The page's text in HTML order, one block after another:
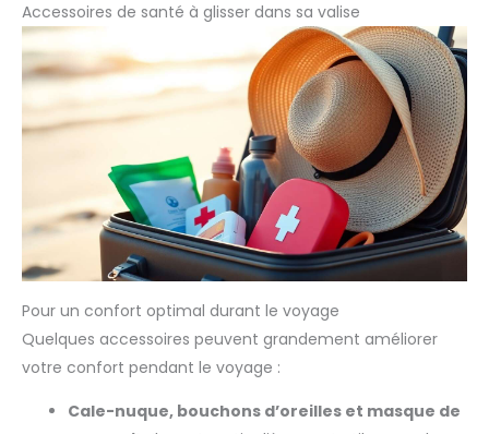
Accessoires de santé à glisser dans sa valise
Pour un confort optimal durant le voyage
Quelques accessoires peuvent grandement améliorer
votre confort pendant le voyage :
Cale-nuque, bouchons d’oreilles et masque de